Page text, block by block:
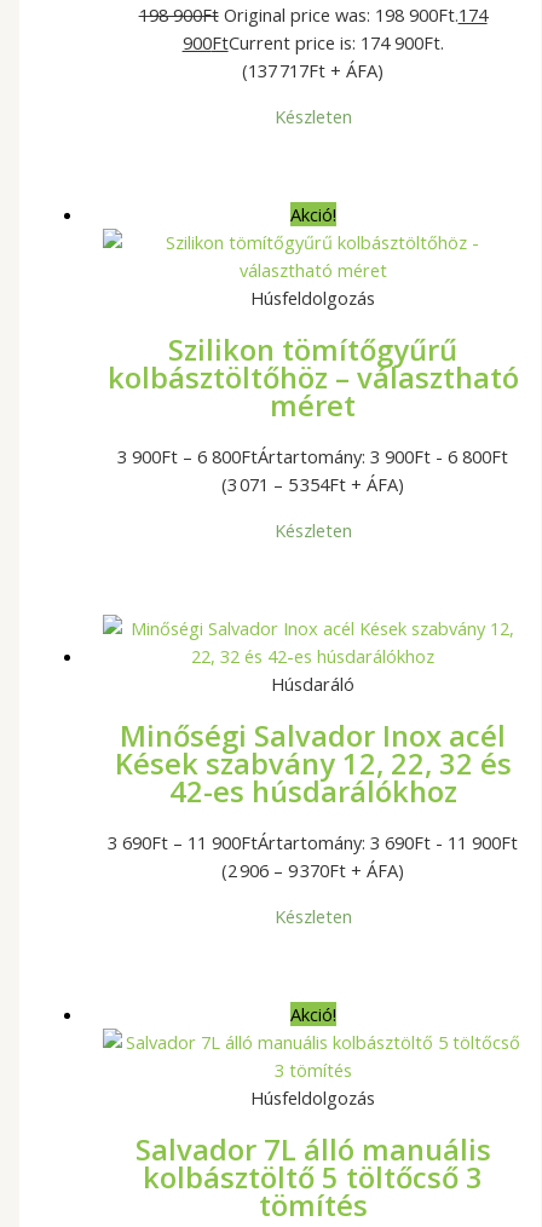
198 900Ft Original price was: 198 900Ft.174
900FtCurrent price is: 174 900Ft.
(137 717Ft + ÁFA)
Készleten
Akció!
Húsfeldolgozás
Szilikon tömítőgyűrű
kolbásztöltőhöz – választható
méret
3 900Ft – 6 800FtÁrtartomány: 3 900Ft - 6 800Ft
(3 071 – 5 354Ft + ÁFA)
Készleten
Húsdaráló
Minőségi Salvador Inox acél
Kések szabvány 12, 22, 32 és
42-es húsdarálókhoz
3 690Ft – 11 900FtÁrtartomány: 3 690Ft - 11 900Ft
(2 906 – 9 370Ft + ÁFA)
Készleten
Akció!
Húsfeldolgozás
Salvador 7L álló manuális
kolbásztöltő 5 töltőcső 3
tömítés